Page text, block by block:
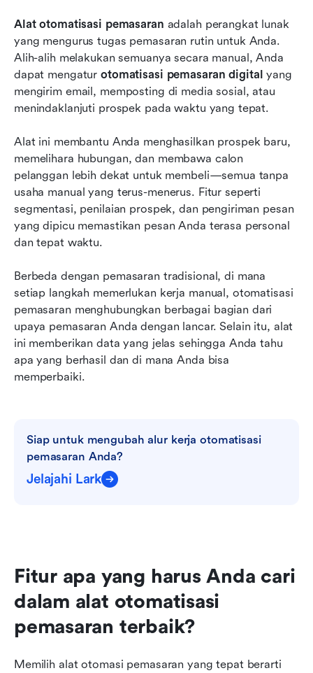
Alat otomatisasi pemasaran adalah perangkat lunak
yang mengurus tugas pemasaran rutin untuk Anda.
Alih-alih melakukan semuanya secara manual, Anda
dapat mengatur otomatisasi pemasaran digital yang
mengirim email, memposting di media sosial, atau
menindaklanjuti prospek pada waktu yang tepat.
Alat ini membantu Anda menghasilkan prospek baru,
memelihara hubungan, dan membawa calon
pelanggan lebih dekat untuk membeli—semua tanpa
usaha manual yang terus-menerus. Fitur seperti
segmentasi, penilaian prospek, dan pengiriman pesan
yang dipicu memastikan pesan Anda terasa personal
dan tepat waktu.
Berbeda dengan pemasaran tradisional, di mana
setiap langkah memerlukan kerja manual, otomatisasi
pemasaran menghubungkan berbagai bagian dari
upaya pemasaran Anda dengan lancar. Selain itu, alat
ini memberikan data yang jelas sehingga Anda tahu
apa yang berhasil dan di mana Anda bisa
memperbaiki.
Siap untuk mengubah alur kerja otomatisasi
pemasaran Anda?
Jelajahi Lark
Fitur apa yang harus Anda cari
dalam alat otomatisasi
pemasaran terbaik?
Memilih alat otomasi pemasaran yang tepat berarti